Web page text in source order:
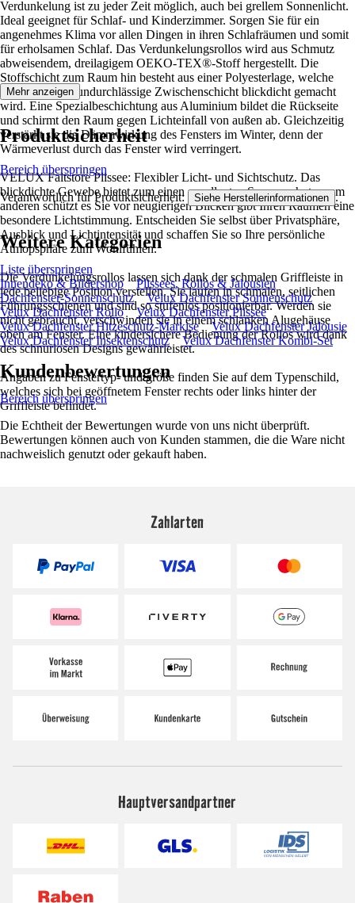
Verdunkelung ist zu jeder Zeit möglich, auch bei grellem Sonnenlicht.
Ideal geeignet für Schlaf- und Kinderzimmer. Sorgen Sie für ein
angenehmes Klima vor allen Dingen in ihren Schlafräumen und somit
für erholsamen Schlaf. Das Verdunkelungsrollos wird aus Schmutz
abweisendem, dreilagigem OEKO-TEX®-Stoff hergestellt. Die
Stoffschicht zum Raum hin besteht aus einer Polyesterlage, welche
durch eine lichtundurchlässige Zwischenschicht blickdicht gemacht
wird. Eine Spezialbeschichtung aus Aluminium bildet die Rückseite
und schirmt den Raum gegen Lichteinfall von außen ab. Gleichzeitig
verstärkt sie die Dämmwirkung des Fensters im Winter, denn der
Wärmeverlust durch das Fenster wird verringert.
VELUX Faltstore Plissee: Flexibler Licht- und Sichtschutz. Das
blickdichte Gewebe bietet zum einen exzellenten Sonnenschutz, zum
anderen schützt es Sie vor neugierigen Blicken gibt Ihren Räumen eine
besondere Lichtstimmung. Entscheiden Sie selbst über Privatsphäre,
Ausblick und Lichtintensität und schaffen Sie so Ihre persönliche
Atmopsphäre zum Wohlfühlen.
Die Verdunkelungsrollos lassen sich dank der schmalen Griffleiste in
jede beliebige Position verstellen. Sie laufen in schmalen, seitlichen
Führungsschienen und sind so stufenlos positionierbar. Werden sie
nicht gebraucht, verschwinden sie in einem schlanken Alugehäuse
oben am Fenster. Eine kindersichere Bedienung der Rollos wird dank
des schnurlosen Designs gewährleistet.
Angaben zu Fenstertyp- und größe finden Sie auf dem Typenschild,
welches sich bei geöffnetem Fenster rechts oder links hinter der
Griffleiste befindet.
Mehr anzeigen
Produktsicherheit
Bereich überspringen
Verantwortlich für Produktsicherheit: Siehe Herstellerinformationen .
Weitere Kategorien
Liste überspringen
Innendeko & Bildershop
Plissees, Rollos & Jalousien
Dachfenster-Sonnenschutz
Velux Dachfenster Sonnenschutz
Velux Dachfenster Rollo
Velux Dachfenster Plissee
Velux Dachfenster Hitzeschutz-Markise
Velux Dachfenster Jalousie
Velux Dachfenster Insektenschutz
Velux Dachfenster Kombi-Set
Kundenbewertungen
Bereich überspringen
Die Echtheit der Bewertungen wurde von uns nicht überprüft.
Bewertungen können auch von Kunden stammen, die die Ware nicht
nachweislich genutzt oder gekauft haben.
Zahlarten
Hauptversandpartner